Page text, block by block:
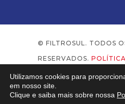
© FILTROSUL. TODOS
RESERVADOS.
.DESIGN: 095
Utilizamos cookies para
em nosso site.
Clique e saiba mais sobre nossa